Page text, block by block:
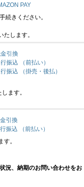
PAY
続きください。
します。
引換
振込 （前払い）
振込 （掛売・後払）
ます。
引換
振込 （前払い）
。
況、納期のお問い合わせをお